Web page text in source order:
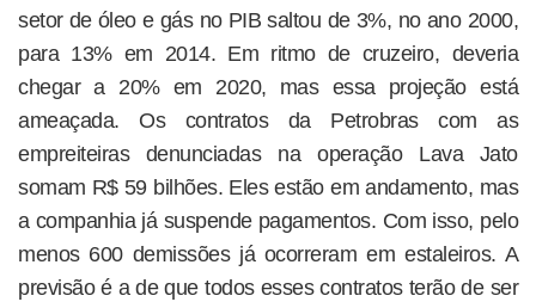
setor de óleo e gás no PIB saltou de 3%, no ano 2000,
para 13% em 2014. Em ritmo de cruzeiro, deveria
chegar a 20% em 2020, mas essa projeção está
ameaçada. Os contratos da Petrobras com as
empreiteiras denunciadas na operação Lava Jato
somam R$ 59 bilhões. Eles estão em andamento, mas
a companhia já suspende pagamentos. Com isso, pelo
menos 600 demissões já ocorreram em estaleiros. A
previsão é a de que todos esses contratos terão de ser